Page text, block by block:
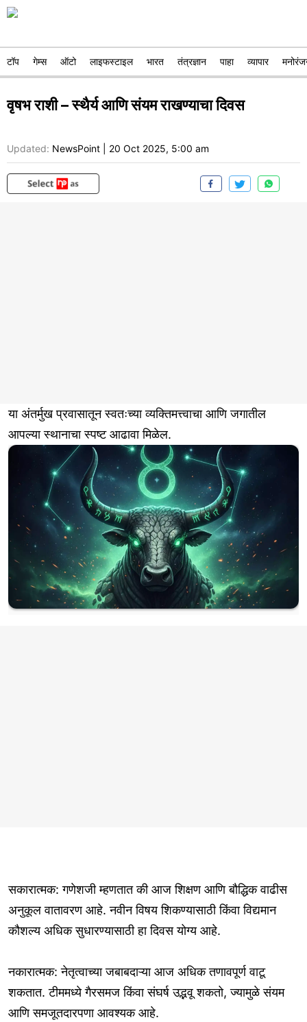
टॉप गेम्स ऑटो लाइफस्टाइल भारत तंत्रज्ञान पाहा व्यापार
वृषभ राशी – स्थैर्य आणि संयम राखण्याचा दिवस
Updated: NewsPoint 20 Oct 2025, 5:00 am
या अंतर्मुख प्रवासातून स्वतःच्या व्यक्तिमत्त्वाचा आणि जगातील
आपल्या स्थानाचा स्पष्ट आढावा मिळेल.
सकारात्मक: गणेशजी म्हणतात की आज शिक्षण आणि बौद्धिक वाढीस
अनुकूल वातावरण आहे. नवीन विषय शिकण्यासाठी किंवा विद्यमान
कौशल्य अधिक सुधारण्यासाठी हा दिवस योग्य आहे.
नकारात्मक: नेतृत्वाच्या जबाबदाऱ्या आज अधिक तणावपूर्ण वाटू
शकतात. टीममध्ये गैरसमज किंवा संघर्ष उद्भवू शकतो, ज्यामुळे संयम
आणि समजूतदारपणा आवश्यक आहे.